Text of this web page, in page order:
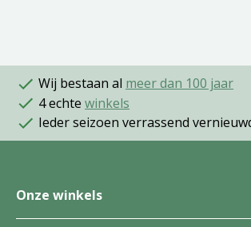
Wij bestaan al meer dan 100 jaar
4 echte winkels
Ieder seizoen verrassend
Onze winkels